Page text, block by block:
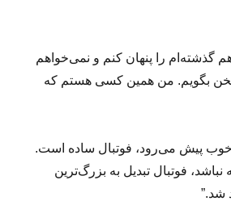
گذشته‌ام را پنهان کنم و نمی‌خواهم
بگویم. من همین کسی هستم که
خوب پیش می‌رود، فوتبال ساده است.
نباشد، فوتبال تبدیل به بزرگ‌ترین
شد.”